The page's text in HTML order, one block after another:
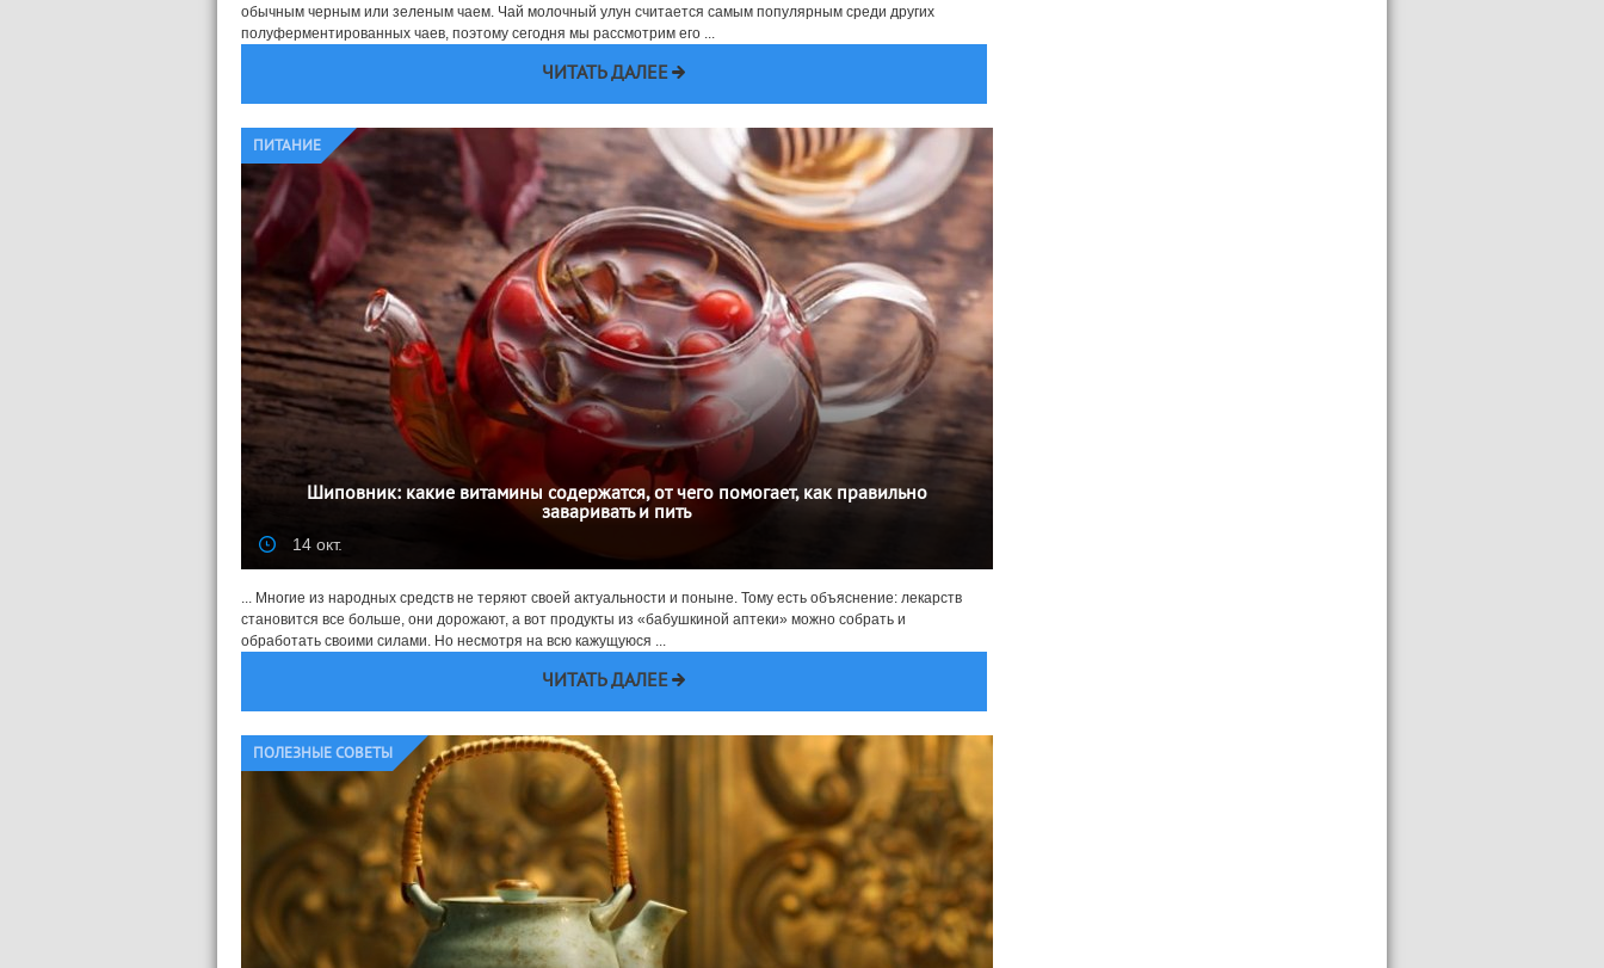
обычным черным или зеленым чаем. Чай молочный улун считается самым популярным среди других
полуферментированных чаев, поэтому сегодня мы рассмотрим его ...
ЧИТАТЬ ДАЛЕЕ
ПИТАНИЕ
Шиповник: какие витамины содержатся, от чего помогает, как правильно
заваривать и пить
14 окт.
... Многие из народных средств не теряют своей актуальности и поныне. Тому есть объяснение: лекарств
становится все больше, они дорожают, а вот продукты из «бабушкиной аптеки» можно собрать и
обработать своими силами. Но несмотря на всю кажущуюся ...
ЧИТАТЬ ДАЛЕЕ
ПОЛЕЗНЫЕ СОВЕТЫ